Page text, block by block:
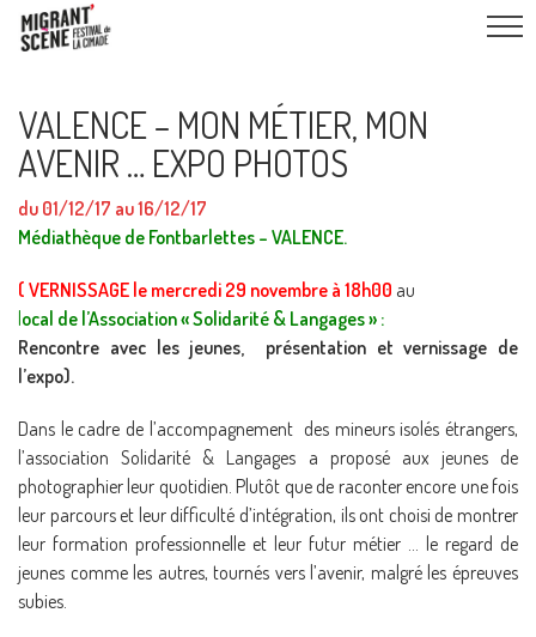
VALENCE – MON MÉTIER, MON
AVENIR … EXPO PHOTOS
du 01/12/17 au 16/12/17
Médiathèque de Fontbarlettes – VALENCE.
( VERNISSAGE le mercredi 29 novembre à 18h00 au
local de l’Association « Solidarité & Langages » :
Rencontre avec les jeunes, présentation et vernissage de
l’expo).
Dans le cadre de l’accompagnement des mineurs isolés étrangers,
l’association Solidarité & Langages a proposé aux jeunes de
photographier leur quotidien. Plutôt que de raconter encore une fois
leur parcours et leur difficulté d’intégration, ils ont choisi de montrer
leur formation professionnelle et leur futur métier … le regard de
jeunes comme les autres, tournés vers l’avenir, malgré les épreuves
subies.